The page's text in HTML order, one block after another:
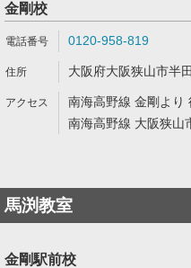
金剛校
0120-958-819
大阪府大阪狭山市半
南海高野線 金剛より
南海高野線 大阪狭山
馬渕教室
金剛駅前校